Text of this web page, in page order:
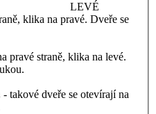
LEVÉ
klika na pravé. Dveře se
pravé straně, klika na levé.
dveře se otevírají na